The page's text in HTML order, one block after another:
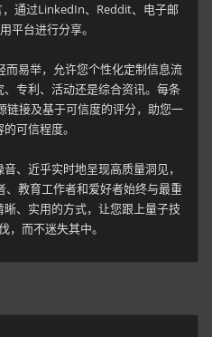
通过LinkedIn、Reddit、电子邮
平台进行分享。
易举，允许您个性化定制信息流
专利、活动还是综合资讯。每条
接及基于可信度的评分，助您一
可信程度。
、近乎实时地呈现高质量洞见，
教育工作者和爱好者始终与最重
、实用的方式，让您跟上量子技
，而不迷失其中。